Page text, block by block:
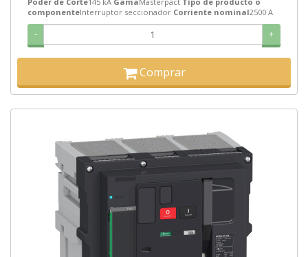
componenteInterruptor seccionador Corriente nominal2500 A
- +
Comprar